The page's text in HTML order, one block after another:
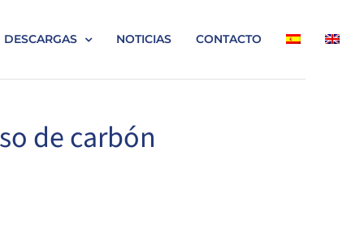
DESCARGAS NOTICIAS CONTACTO
de carbón